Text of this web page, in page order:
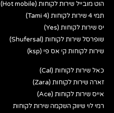
הוט מובייל שירות לקוחות (Hot mobile)
תמי 4 שירות לקוחות (Tami 4)
יס שירות לקוחות (Yes)
שופרסל שירות לקוחות (Shufersal)
שירות לקוחות קי אס פי (ksp)
כאל שירות לקוחות (Cal)
זארה שירות לקוחות (Zara)
אייס שירות לקוחות (Ace)
רמי לוי שיווק השקמה שירות לקוחות